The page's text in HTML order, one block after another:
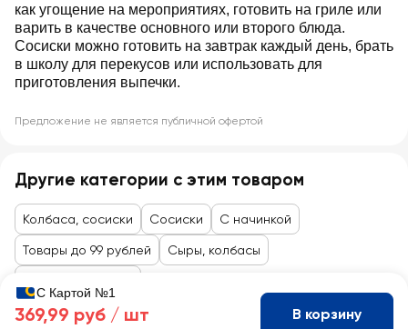
как угощение на мероприятиях, готовить на гриле или
варить в качестве основного или второго блюда.
Сосиски можно готовить на завтрак каждый день, брать
в школу для перекусов или использовать для
приготовления выпечки.
Предложение не является публичной офертой
Другие категории с этим товаром
Колбаса, сосиски Сосиски С начинкой
Товары до 99 рублей Сыры, колбасы
С Картой №1
369,99 руб / шт В корзину